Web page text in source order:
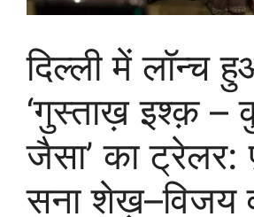
दिल्ली में लॉन्च
‘गुस्ताख़ इश्क़
जैसा’ का ट्रेलर:
सना शेख़–विजय